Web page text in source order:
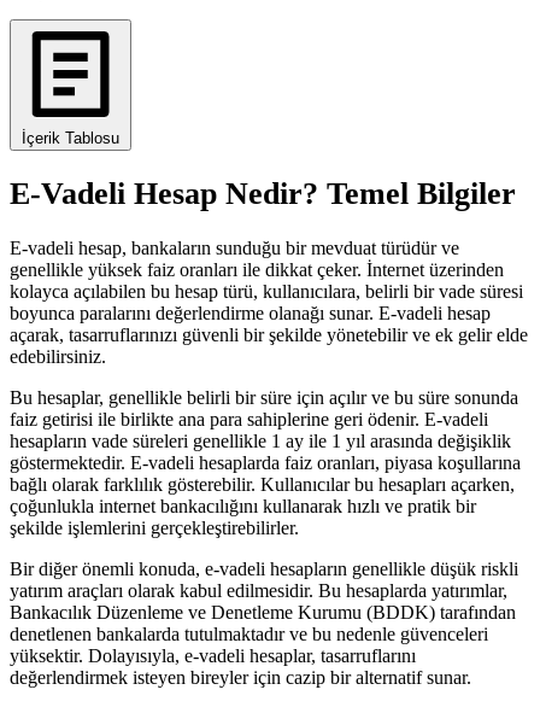
İçerik Tablosu
E-Vadeli Hesap Nedir? Temel Bilgiler
E-vadeli hesap, bankaların sunduğu bir mevduat türüdür ve
genellikle yüksek faiz oranları ile dikkat çeker. İnternet üzerinden
kolayca açılabilen bu hesap türü, kullanıcılara, belirli bir vade süresi
boyunca paralarını değerlendirme olanağı sunar. E-vadeli hesap
açarak, tasarruflarınızı güvenli bir şekilde yönetebilir ve ek gelir elde
edebilirsiniz.
Bu hesaplar, genellikle belirli bir süre için açılır ve bu süre sonunda
faiz getirisi ile birlikte ana para sahiplerine geri ödenir. E-vadeli
hesapların vade süreleri genellikle 1 ay ile 1 yıl arasında değişiklik
göstermektedir. E-vadeli hesaplarda faiz oranları, piyasa koşullarına
bağlı olarak farklılık gösterebilir. Kullanıcılar bu hesapları açarken,
çoğunlukla internet bankacılığını kullanarak hızlı ve pratik bir
şekilde işlemlerini gerçekleştirebilirler.
Bir diğer önemli konuda, e-vadeli hesapların genellikle düşük riskli
yatırım araçları olarak kabul edilmesidir. Bu hesaplarda yatırımlar,
Bankacılık Düzenleme ve Denetleme Kurumu (BDDK) tarafından
denetlenen bankalarda tutulmaktadır ve bu nedenle güvenceleri
yüksektir. Dolayısıyla, e-vadeli hesaplar, tasarruflarını
değerlendirmek isteyen bireyler için cazip bir alternatif sunar.